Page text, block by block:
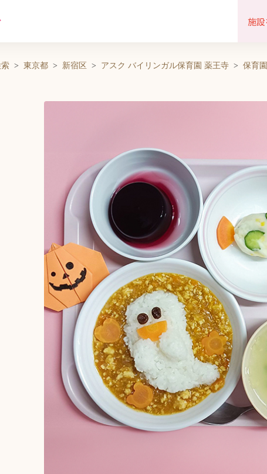
施
東京都 新宿区 アスク バイリンガル保育園 薬王寺 保育